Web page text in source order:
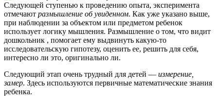
Следующей ступенью к проведению опыта, эксперимента
отмечают размышление об увиденном. Как уже указано выше,
при наблюдении за объектом или предметом ребенок
использует логику мышления. Размышление о том, что видит
дошкольник , помогает ему выдвинуть какую-то
исследовательскую гипотезу, оценить ее, решить для себя,
интересно ли это, оригинально ли.
Следующий этап очень трудный для детей — измерение,
замер. Здесь используются первичные математические знания
ребенка.